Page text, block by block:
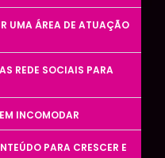
UMA ÁREA DE ATUAÇÃO
REDE SOCIAIS PARA
INCOMODAR
PARA CRESCER E